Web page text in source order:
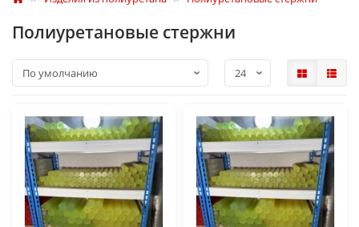
Полиуретановые стержни